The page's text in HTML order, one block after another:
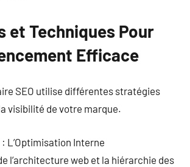
et Techniques Pour
Efficace
SEO utilise différentes stratégies
visibilité de votre marque.
: L’Optimisation Interne
l’architecture web et la hiérarchie des